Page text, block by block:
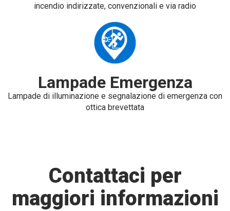
incendio indirizzate, convenzionali e via radio
Lampade Emergenza
Lampade di illuminazione e segnalazione di emergenza con
ottica brevettata
Contattaci per
maggiori informazioni